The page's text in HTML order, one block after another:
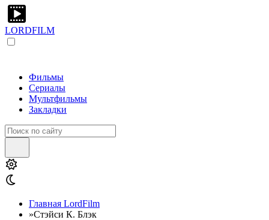
LORDFILM
Фильмы
Сериалы
Мультфильмы
Закладки
Главная LordFilm
»Стэйси К. Блэк